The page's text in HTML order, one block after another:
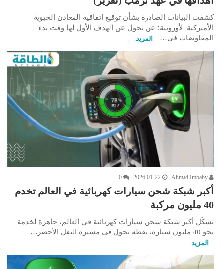
كشفت البيانات الصادرة بشأن توقيع اتفاقية المعادن الحيوية
الأميركية الأوروبية؛ عن تحول عن الهدف الأول لها وقت بدء
المفاوضات في…
المزيد
2026-01-22
0
أكبر شبكة شحن سيارات كهربائية في العالم تخدم
40 مليون مركبة
تشكّل أكبر شبكة شحن سيارات كهربائية في العالم، جاهزة لخدمة
نحو 40 مليون سيارة، نقطة تحول في مسيرة النقل الأخضر…
المزيد